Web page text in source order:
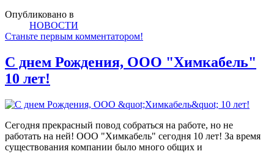
Опубликовано в
НОВОСТИ
Станьте первым комментатором!
С днем Рождения, ООО "Химкабель"
10 лет!
Сегодня прекрасный повод собраться на работе, но не
работать на ней! ООО "Химкабель" сегодня 10 лет! За время
существования компании было много общих и